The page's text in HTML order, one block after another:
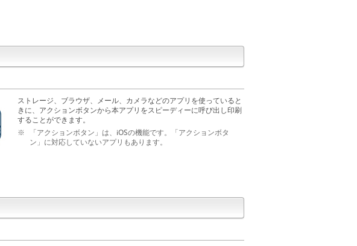
ストレージ、ブラウザ、メール、カメラなどのアプリを使っていると
きに、アクションボタンから本アプリをスピーディーに呼び出し印刷
することができます。
※
「アクションボタン」は、iOSの機能です。「アクションボタ
ン」に対応していないアプリもあります。